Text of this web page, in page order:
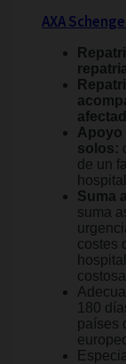
AXA
Apoyo
solos:
de un
Suma
suma
costes
180
países